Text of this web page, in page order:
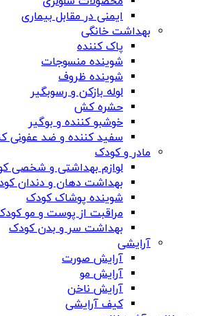
ایمنی در مقابل بیماری
بهداشت خانگی
پاک کننده
شوینده منسوجات
شوینده ظروف
لوله بازکن و رسوبگیر
حشره کش
خوشبو کننده و بوگیر
سفید کننده و ضد عفونی
مادر و کودک
لوازم بهداشتی و شخصی
بهداشت دهان و دندان
شوینده پوشاک کودک
مراقبت از پوست و مو
بهداشت سر و بدن کودک
آرایشی
آرایش صورت
آرایش مو
آرایش ناخن
کیف آرایشی